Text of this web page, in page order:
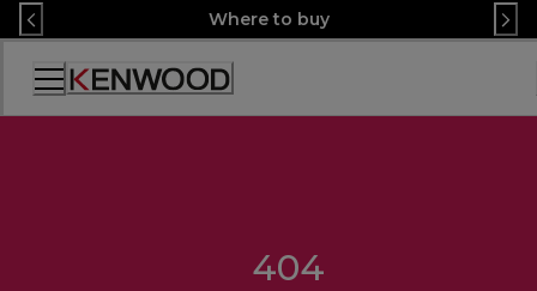
Skip
to
Content
Where to buy
Accessibility
Statement
404